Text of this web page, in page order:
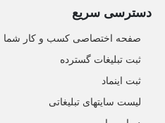
دسترسی سریع
صفحه اختصاصی کسب و کار شما
ثبت تبلیغات گسترده
ثبت اینماد
لیست سایتهای تبلیغاتی